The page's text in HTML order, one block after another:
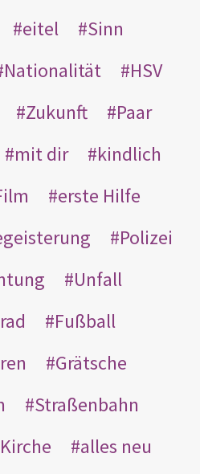
eitel
Sinn
Nationalität
HSV
Zukunft
Paar
mit dir
kindlich
erste Hilfe
Polizei
Unfall
Fußball
Grätsche
Straßenbahn
Kirche
alles neu